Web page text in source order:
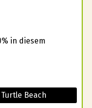
in diesem
Beach